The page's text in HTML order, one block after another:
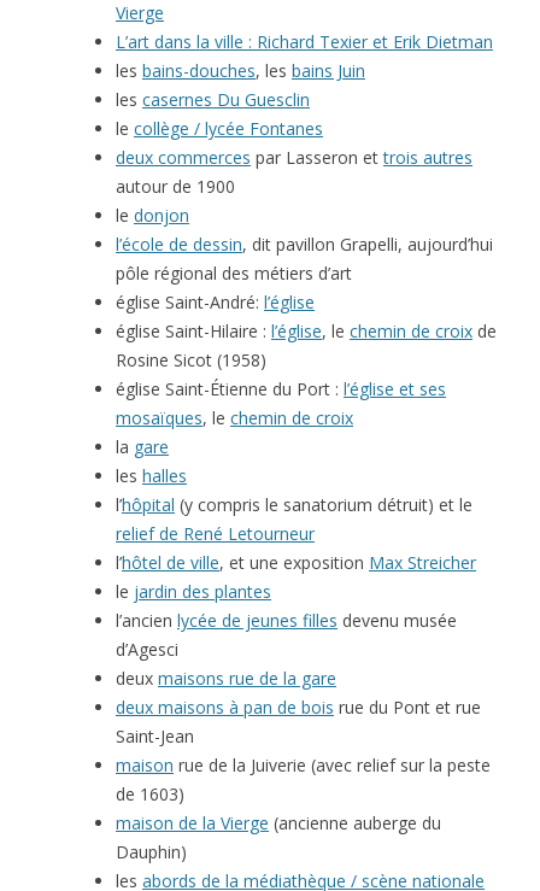
Vierge
L’art dans la ville : Richard Texier et Erik Dietman
les bains-douches, les bains Juin
les casernes Du Guesclin
le collège / lycée Fontanes
deux commerces par Lasseron ettrois autres
autour de 1900
le donjon
l’école de dessin, dit pavillon Grapelli, aujourd’hui
pôle régional des métiers d’art
église Saint-André: l’église
église Saint-Hilaire : l’église, le chemin de croix de
Rosine Sicot (1958)
église Saint-Étienne du Port : l’église et ses
mosaïques, le chemin de croix
la gare
les halles
l’hôpital (y compris le sanatorium détruit) et le
relief de René Letourneur
l’hôtel de ville, et une exposition Max Streicher
le jardin des plantes
l’ancien lycée de jeunes filles devenu musée
d’Agesci
deux maisons rue de la gare
deux maisons à pan de bois rue du Pont et rue
Saint-Jean
maison rue de la Juiverie (avec relief sur la peste
de 1603)
maison de la Vierge (ancienne auberge du
Dauphin)
les abords de la médiathèque / scène nationale